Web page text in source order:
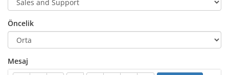
Öncelik
Mesaj